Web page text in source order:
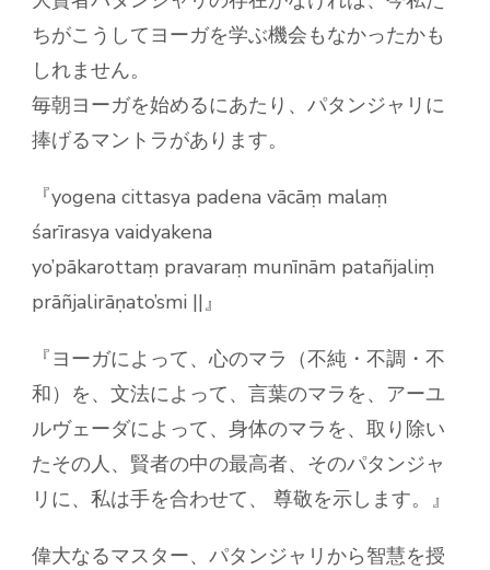
ちがこうしてヨーガを学ぶ機会もなかったかも
しれません。
毎朝ヨーガを始めるにあたり、パタンジャリに
捧げるマントラがあります。
『yogena cittasya padena vācāṃ malaṃ
śarīrasya vaidyakena
yo’pākarottaṃ pravaraṃ munīnām patañjaliṃ
prāñjalirāṇato’smi ||』
『ヨーガによって、心のマラ（不純・不調・不
和）を、文法によって、言葉のマラを、アーユ
ルヴェーダによって、身体のマラを、取り除い
たその人、賢者の中の最高者、そのパタンジャ
リに、私は手を合わせて、 尊敬を示します。』
偉大なるマスター、パタンジャリから智慧を授